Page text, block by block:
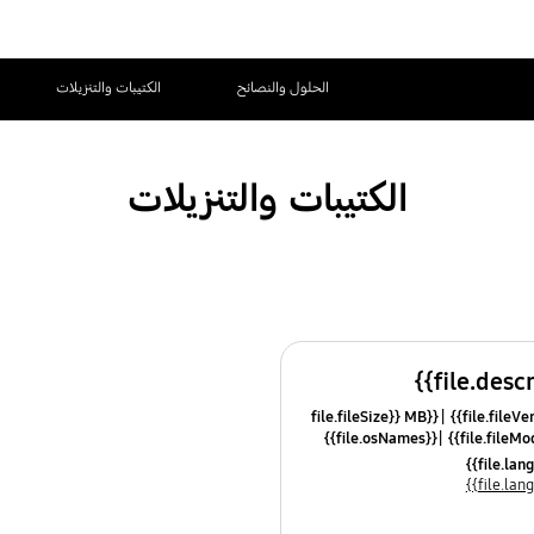
الحلول والنصائح الكتيبات والتنزيلات
الكتيبات والتنزيلات
{{file.fileSize}} MB
{{file.osNames}}